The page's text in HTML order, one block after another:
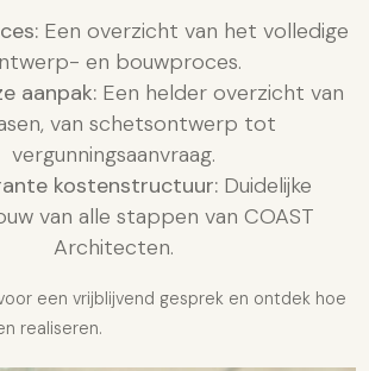
Een overzicht van het volledige
en bouwproces.
aanpak:Een helder overzicht van
van schetsontwerp tot
vergunningsaanvraag.
kostenstructuur: Duidelijke
van alle stappen van COAST
Architecten.
een vrijblijvend gesprek en ontdek hoe
realiseren.